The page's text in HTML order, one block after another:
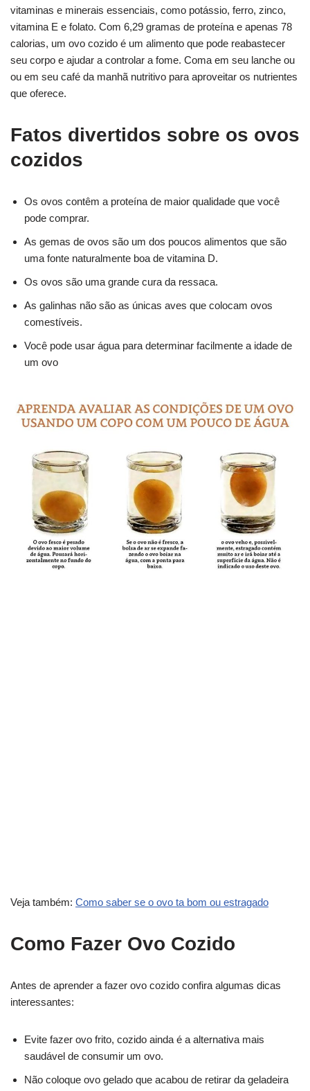
vitaminas e minerais essenciais, como potássio, ferro, zinco,
vitamina E e folato. Com 6,29 gramas de proteína e apenas 78
calorias, um ovo cozido é um alimento que pode reabastecer
seu corpo e ajudar a controlar a fome. Coma em seu lanche ou
ou em seu café da manhã nutritivo para aproveitar os nutrientes
que oferece.
Fatos divertidos sobre os ovos
cozidos
Os ovos contêm a proteína de maior qualidade que você
pode comprar.
As gemas de ovos são um dos poucos alimentos que são
uma fonte naturalmente boa de vitamina D.
Os ovos são uma grande cura da ressaca.
As galinhas não são as únicas aves que colocam ovos
comestíveis.
Você pode usar água para determinar facilmente a idade de
um ovo
Veja também: Como saber se o ovo ta bom ou estragado
Como Fazer Ovo Cozido
Antes de aprender a fazer ovo cozido confira algumas dicas
interessantes:
Evite fazer ovo frito, cozido ainda é a alternativa mais
saudável de consumir um ovo.
Não coloque ovo gelado que acabou de retirar da geladeira